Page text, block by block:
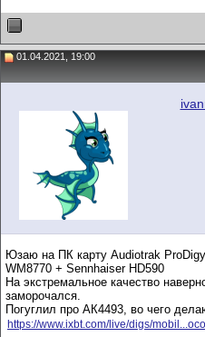
01.04.2021, 19:00
Юзаю на ПК карту Audiotrak
WM8770 + Sennhaiser HD590
На экстремальное качество
заморочался.
Погуглил про АК4493, во чего
https://www.ixbt.com/live/digs/